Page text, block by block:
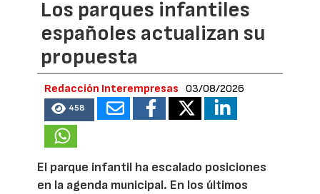
Los parques infantiles
españoles actualizan su
propuesta
Redacción Interempresas 03/08/2026
458
El parque infantil ha escalado posiciones
en la agenda municipal. En los últimos